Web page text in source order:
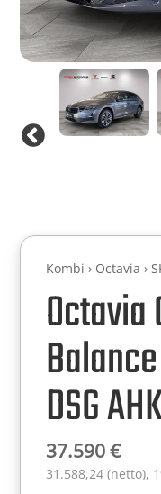
Kombi › Octavia ›
DSG
37.590€
31.588,24 (netto),